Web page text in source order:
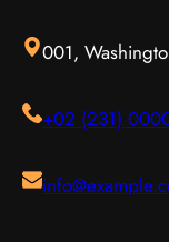
上、或選了不合
如何選擇 在考
面資訊。多參考
務，當中有更詳
否可靠同樣關鍵
人士，往往能得
清晰的目標與預
心應手。 因應需
001,
+02 (231)